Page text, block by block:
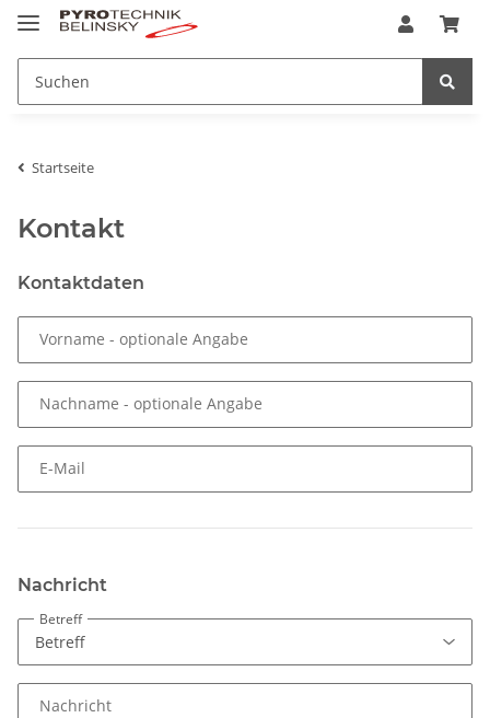
Startseite
Kontakt
Kontaktdaten
Vorname - optionale Angabe
Nachname - optionale Angabe
E-Mail
Nachricht
Betreff
Nachricht